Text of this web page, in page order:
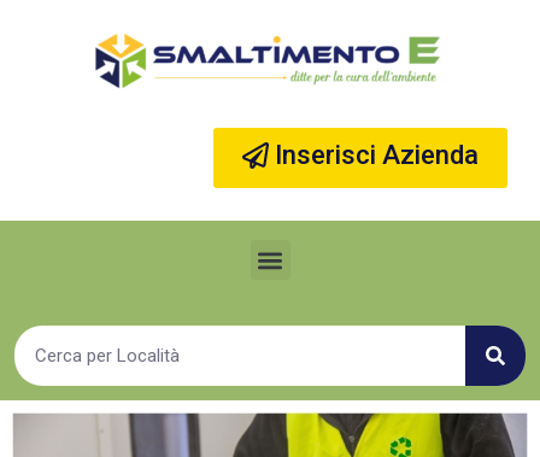
Inserisci Azienda